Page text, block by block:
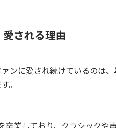
される理由
ンに愛され続けているのは
。
卒業しており、クラシック